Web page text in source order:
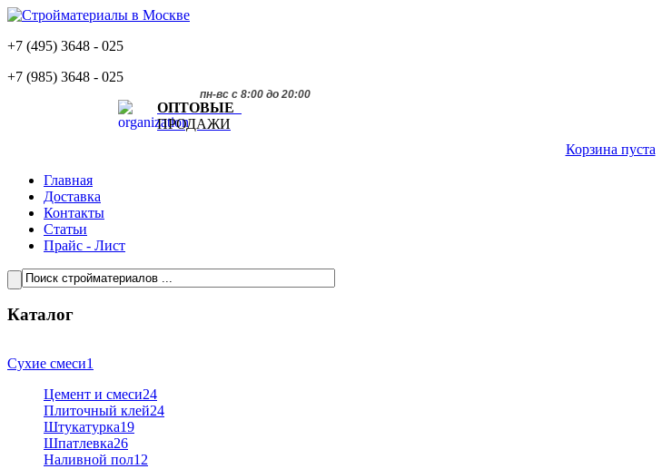
+7 (495) 3648 - 025
+7 (985) 3648 - 025
пн-вс с 8:00 до 20:00
ОПТОВЫЕ
ПРОДАЖИ
Корзина пуста
Главная
Доставка
Контакты
Статьи
Прайс - Лист
Каталог
Сухие смеси1
Цемент и смеси24
Плиточный клей24
Штукатурка19
Шпатлевка26
Наливной пол12